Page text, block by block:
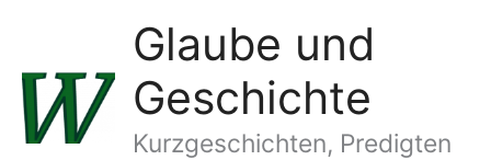
springen
Glaube und
Geschichte
Kurzgeschichten, Predigten